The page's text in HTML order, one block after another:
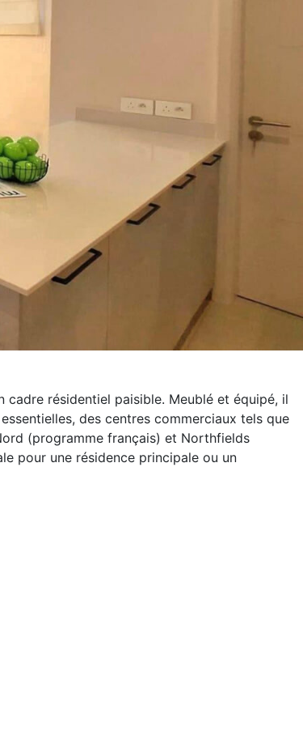
résidentiel paisible. Meublé et équipé, il
des centres commerciaux tels que
(programme français) et Northfields
pour une résidence principale ou un